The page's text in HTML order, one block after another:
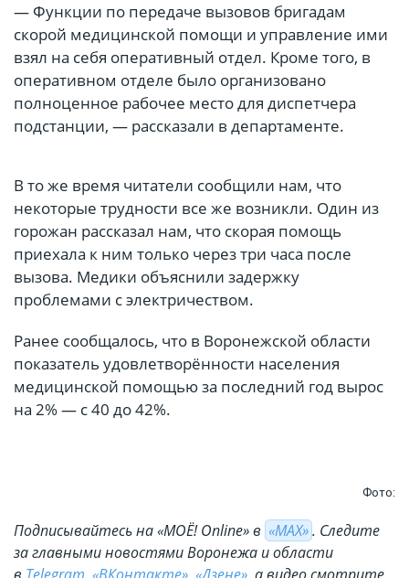
— Функции по передаче вызовов бригадам
скорой медицинской помощи и управление ими
взял на себя оперативный отдел. Кроме того, в
оперативном отделе было организовано
полноценное рабочее место для диспетчера
подстанции, — рассказали в департаменте.
В то же время читатели сообщили нам, что
некоторые трудности все же возникли. Один из
горожан рассказал нам, что скорая помощь
приехала к ним только через три часа после
вызова. Медики объяснили задержку
проблемами с электричеством.
Ранее сообщалось, что в Воронежской области
показатель удовлетворённости населения
медицинской помощью за последний год вырос
на 2% — с 40 до 42%.
Фото:
Подписывайтесь на «МОЁ! Online» в «МАХ». Cледите
за главными новостями Воронежа и области